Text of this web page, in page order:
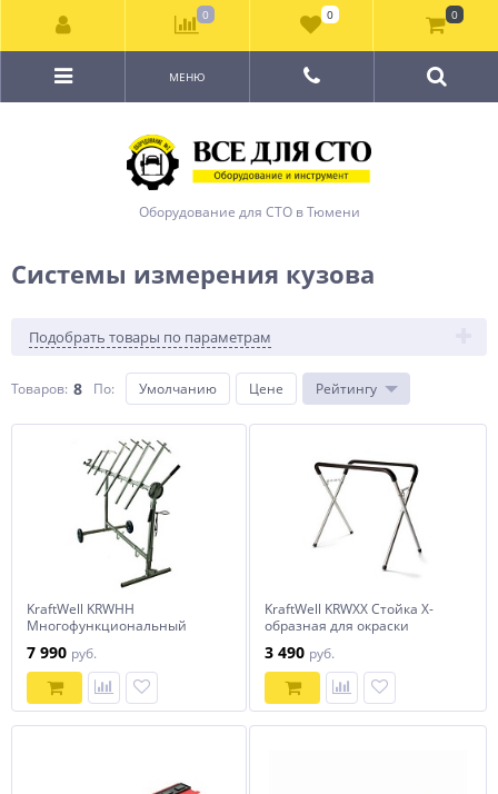
Оборудование для СТО в Тюмени
МЕНЮ
Системы измерения кузова
Подобрать товары по параметрам
Товаров: 8 По: Умолчанию Цене Рейтингу
KraftWell KRWHH
Многофункциональный
7 990 руб.
KraftWell KRWXX Стойка Х-
образная для окраски
3 490 руб.
0 0 0